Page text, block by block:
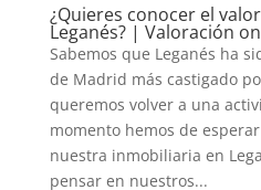
¿Quieres conocer el
Leganés? | Valoración
Sabemos que Leganés ha
de Madrid más castigado
queremos volver a una
momento hemos de
nuestra inmobiliaria en
pensar en nuestros...